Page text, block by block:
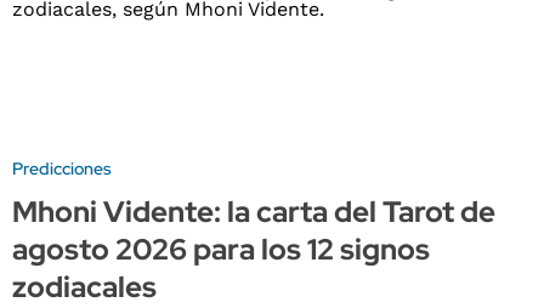
Predicciones
Mhoni Vidente: la carta del Tarot de
agosto 2026 para los 12 signos
zodiacales